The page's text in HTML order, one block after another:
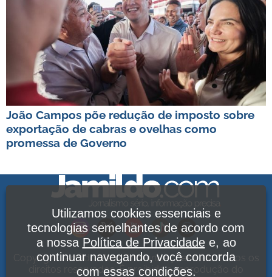
João Campos põe redução de imposto sobre
exportação de cabras e ovelhas como
promessa de Governo
Copyright Jamildo Melo Comunicações Ltda. Todos os
direitos reservados. É proibida a reprodução do
Utilizamos cookies essenciais e
tecnologias semelhantes de acordo com
a nossa Política de Privacidadee, ao
continuar navegando, você concorda
com essas condições.